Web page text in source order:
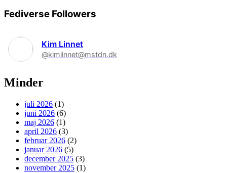
Fediverse Followers
Kim Linnet
@kimlinnet@mstdn.dk
Minder
juli 2026 (1)
juni 2026 (6)
maj 2026 (1)
april 2026 (3)
februar 2026 (2)
januar 2026 (5)
december 2025 (3)
november 2025 (1)